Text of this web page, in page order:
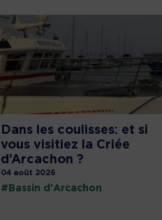
Dans les coulisses: et si
vous visitiez la Criée
d’Arcachon ?
04 août 2026
#Bassin d'Arcachon